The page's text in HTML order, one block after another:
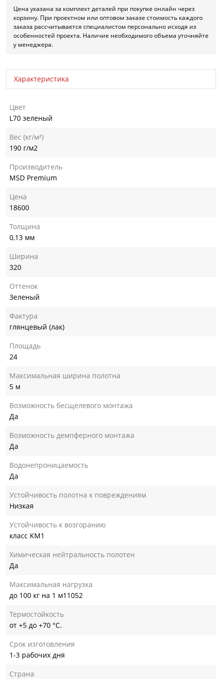
Цена указана за комплект деталей при покупке онлайн через
корзину. При проектном или оптовом заказе стоимость каждого
заказа рассчитывается специалистом персонально исходя из
особенностей проекта. Наличие необходимого объема уточняйте
у менеджера.
Характеристика
Цвет
L70 зеленый
Вес (кг/м²)
190 г/м2
Производитель
MSD Premium
Цена
18600
Толщина
0,13 мм
Ширина
320
Оттенок
Зеленый
Фактура
глянцевый (лак)
Площадь
24
Максимальная ширина полотна
5 м
Возможность бесщелевого монтажа
Да
Возможность демпферного монтажа
Да
Водонепроницаемость
Да
Устойчивость полотна к повреждениям
Низкая
Устойчивость к возгоранию
класс KM1
Химическая нейтральность полотен
Да
Максимальная нагрузка
до 100 кг на 1 м11052
Термостойкость
от +5 до +70 °С.
Срок изготовления
1-3 рабочих дня
Страна